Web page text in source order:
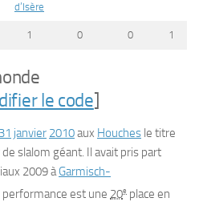
d’Isère
1 0 0 1
le code]
31 janvier 2010aux Houches le titre
slalom géant. Il avait pris part
2009 àGarmisch-
est une 20e place en